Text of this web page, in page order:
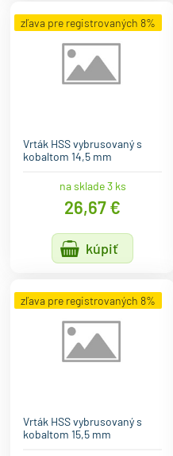
zľava pre registrovaných 8%
Vrták HSS vybrusovaný s
kobaltom 14,5 mm
na sklade 3 ks
26,67 €
kúpiť
zľava pre registrovaných 8%
Vrták HSS vybrusovaný s
kobaltom 15,5 mm